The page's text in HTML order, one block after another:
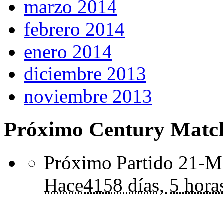
marzo 2014
febrero 2014
enero 2014
diciembre 2013
noviembre 2013
Próximo Century
Próximo Partido 21-
Hace4158 días, 5